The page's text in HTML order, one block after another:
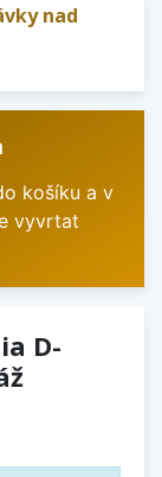
nad
košíku a v
vyvrtat
D-